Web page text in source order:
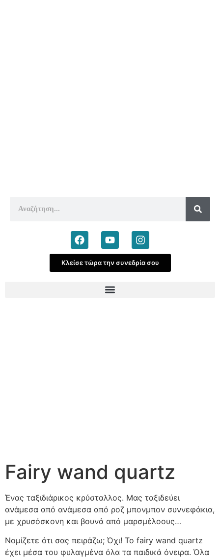
Κλείσε τώρα την συνεδρία σου
Fairy wand quartz
Ένας ταξιδιάρικος κρύσταλλος. Μας ταξιδεύει
ανάμεσα από ανάμεσα από ροζ μπονμπον συννεφάκια,
με χρυσόσκονη και βουνά από μαρσμέλοους…
Νομίζετε ότι σας πειράζω; Όχι! Το fairy wand quartz
έχει μέσα του φυλαγμένα όλα τα παιδικά όνειρα. Όλα